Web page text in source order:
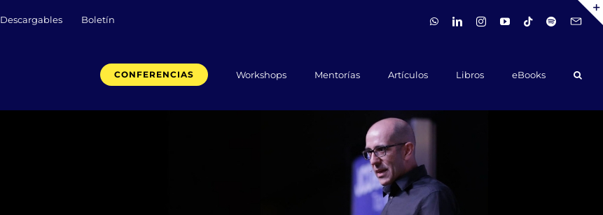
Descargables Boletín WhatsApp
LinkedInInstagramYouTubeTiktokSpotify
CONFERENCIAS Workshops Mentorías Artículos Libros eBooks